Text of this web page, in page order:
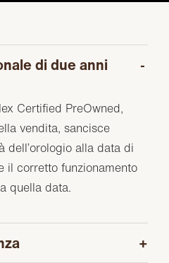
di due anni
Certified PreOwned,
vendita, sancisce
dell’orologio alla data di
il corretto funzionamento
quella data.